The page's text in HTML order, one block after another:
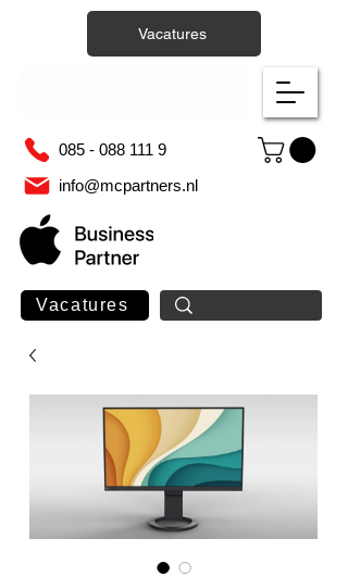
085 - 088 111 9
info@mcpartners.nl
Vacatures
Vacatures